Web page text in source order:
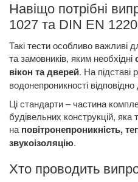
Навіщо потрібні
1027 та DIN EN
Такі тести особливо важливі
та замовників, яким необхідні
вікон та дверей. На підставі
водонепроникності
Ці стандарти – частина
будівельних конструкцій,
на повітронепроникність,
звукоізоляцію.
Хто проводить